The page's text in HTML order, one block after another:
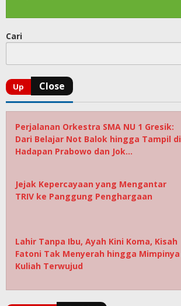
Cari
Perjalanan Orkestra SMA NU 1 Gresik:
Dari Belajar Not Balok hingga Tampil di
Hadapan Prabowo dan Jok…
Jejak Kepercayaan yang Mengantar
TRIV ke Panggung Penghargaan
Lahir Tanpa Ibu, Ayah Kini Koma, Kisah
Fatoni Tak Menyerah hingga Mimpinya
Kuliah Terwujud